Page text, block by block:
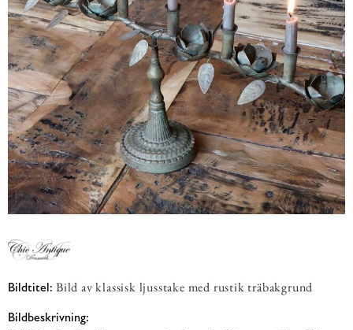
Bildtitel: Bild av klassisk ljusstake med rustik träbakgrund
Bildbeskrivning: